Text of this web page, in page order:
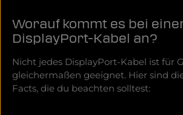
Worauf kommt es bei
DisplayPort-Kabel an?
Nicht jedes DisplayPort-Kabel ist für
gleichermaßen geeignet. Hier sind
Facts, die du beachten solltest: